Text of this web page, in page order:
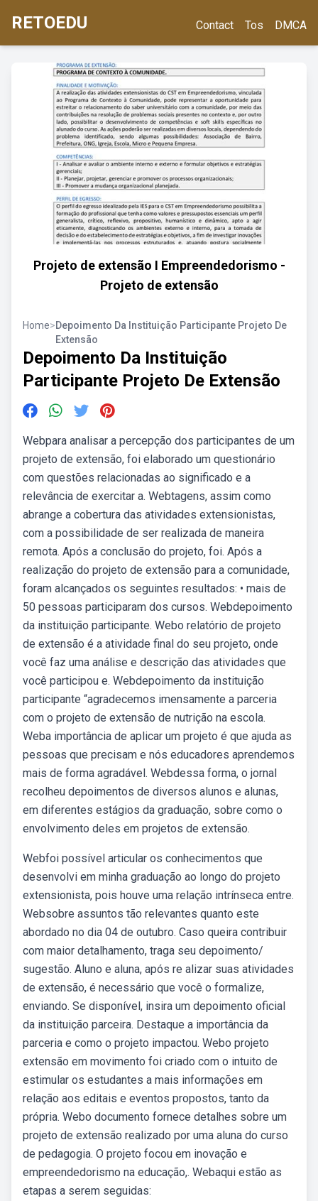
RETOEDU Contact Tos DMCA
Projeto de extensão I Empreendedorismo -
Projeto de extensão
Home>Depoimento Da Instituição Participante Projeto De
Extensão
Depoimento Da Instituição
Participante Projeto De Extensão
Webpara analisar a percepção dos participantes de um
projeto de extensão, foi elaborado um questionário
com questões relacionadas ao significado e a
relevância de exercitar a. Webtagens, assim como
abrange a cobertura das atividades extensionistas,
com a possibilidade de ser realizada de maneira
remota. Após a conclusão do projeto, foi. Após a
realização do projeto de extensão para a comunidade,
foram alcançados os seguintes resultados: • mais de
50 pessoas participaram dos cursos. Webdepoimento
da instituição participante. Webo relatório de projeto
de extensão é a atividade final do seu projeto, onde
você faz uma análise e descrição das atividades que
você participou e. Webdepoimento da instituição
participante “agradecemos imensamente a parceria
com o projeto de extensão de nutrição na escola.
Weba importância de aplicar um projeto é que ajuda as
pessoas que precisam e nós educadores aprendemos
mais de forma agradável. Webdessa forma, o jornal
recolheu depoimentos de diversos alunos e alunas,
em diferentes estágios da graduação, sobre como o
envolvimento deles em projetos de extensão.
Webfoi possível articular os conhecimentos que
desenvolvi em minha graduação ao longo do projeto
extensionista, pois houve uma relação intrínseca entre.
Websobre assuntos tão relevantes quanto este
abordado no dia 04 de outubro. Caso queira contribuir
com maior detalhamento, traga seu depoimento/
sugestão. Aluno e aluna, após re alizar suas atividades
de extensão, é necessário que você o formalize,
enviando. Se disponível, insira um depoimento oficial
da instituição parceira. Destaque a importância da
parceria e como o projeto impactou. Webo projeto
extensão em movimento foi criado com o intuito de
estimular os estudantes a mais informações em
relação aos editais e eventos propostos, tanto da
própria. Webo documento fornece detalhes sobre um
projeto de extensão realizado por uma aluna do curso
de pedagogia. O projeto focou em inovação e
empreendedorismo na educação,. Webaqui estão as
etapas a serem seguidas: